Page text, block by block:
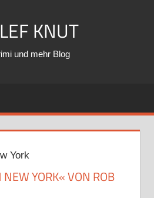
KNUT
und mehr Blog
YORK« VON ROB